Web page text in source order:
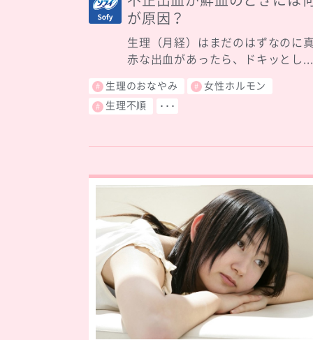
が原因？
生理（月経）はまだのはずなのに
赤な出血があったら、ドキッとし...
生理のおなやみ 女性ホルモン
生理不順 ･･･